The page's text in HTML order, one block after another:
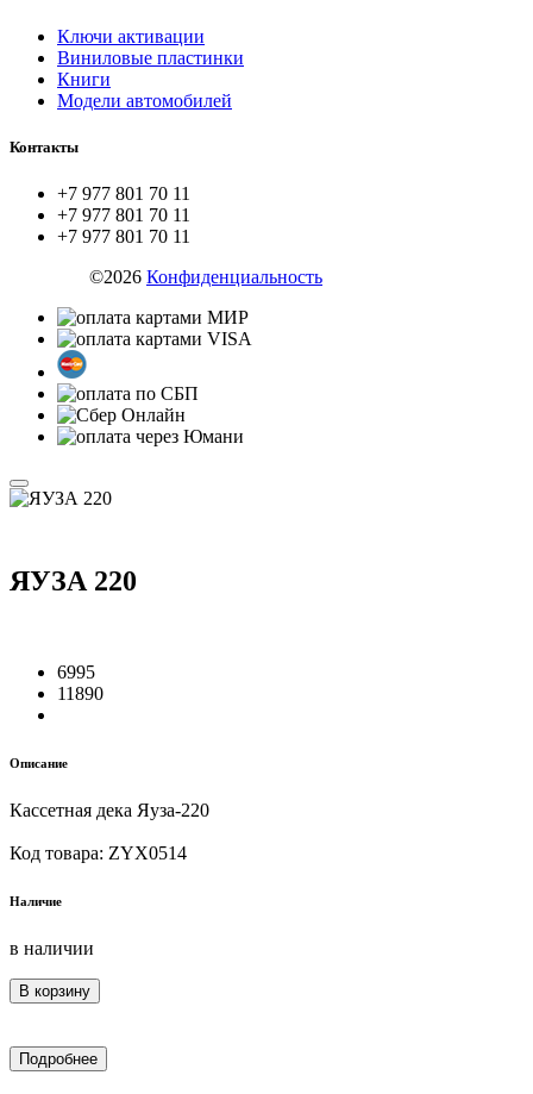
Ключи активации
Виниловые пластинки
Книги
Модели автомобилей
Контакты
+7 977 801 70 11
+7 977 801 70 11
+7 977 801 70 11
©2026 Конфиденциальность
ЯУЗА 220
6995
11890
Описание
Кассетная дека Яуза-220
Код товара: ZYX0514
Наличие
в наличии
В корзину
Подробнее